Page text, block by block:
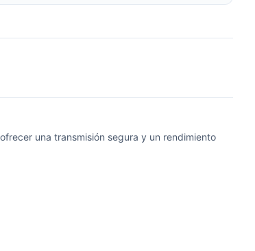
una transmisión segura y un rendimiento